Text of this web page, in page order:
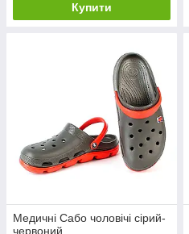
Купити
Медичні Сабо чоловічі сірий-
червоний